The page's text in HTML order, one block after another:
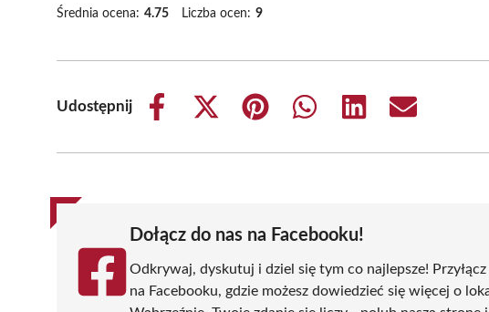
Średnia ocena: 4.75 Liczba ocen: 9
Udostępnij
Share
Share
(Twitter)
Share
Share
Share
Share
Dołącz do nas na Facebooku!
Odkrywaj, dyskutuj i dziel się tym co najlepsze! Przyłącz
na Facebooku, gdzie możesz dowiedzieć się więcej o